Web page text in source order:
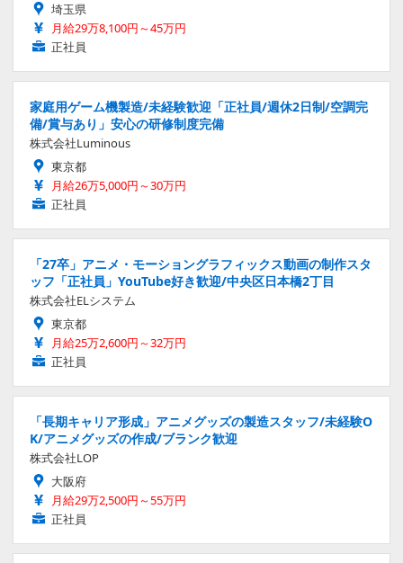
埼玉県
月給29万8,100円～45万円
正社員
家庭用ゲーム機製造/未経験歓迎「正社員/週休2日制/空調完
備/賞与あり」安心の研修制度完備
株式会社Luminous
東京都
月給26万5,000円～30万円
正社員
「27卒」アニメ・モーショングラフィックス動画の制作スタ
ッフ「正社員」YouTube好き歓迎/中央区日本橋2丁目
株式会社ELシステム
東京都
月給25万2,600円～32万円
正社員
「長期キャリア形成」アニメグッズの製造スタッフ/未経験O
K/アニメグッズの作成/ブランク歓迎
株式会社LOP
大阪府
月給29万2,500円～55万円
正社員